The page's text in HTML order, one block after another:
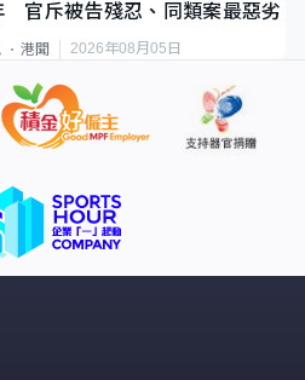
官斥被告殘忍、同類案最惡劣
港聞 2026年08月05日